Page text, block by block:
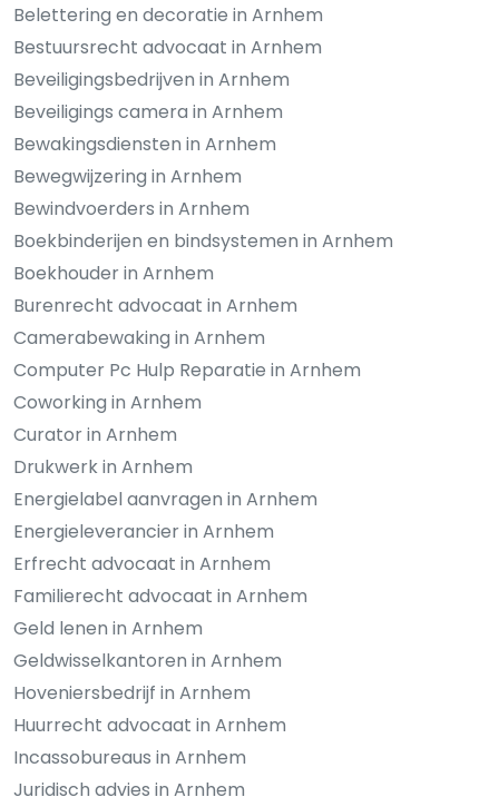
Belettering en decoratie in Arnhem
Bestuursrecht advocaat in Arnhem
Beveiligingsbedrijven in Arnhem
Beveiligings camera in Arnhem
Bewakingsdiensten in Arnhem
Bewegwijzering in Arnhem
Bewindvoerders in Arnhem
Boekbinderijen en bindsystemen in Arnhem
Boekhouder in Arnhem
Burenrecht advocaat in Arnhem
Camerabewaking in Arnhem
Computer Pc Hulp Reparatie in Arnhem
Coworking in Arnhem
Curator in Arnhem
Drukwerk in Arnhem
Energielabel aanvragen in Arnhem
Energieleverancier in Arnhem
Erfrecht advocaat in Arnhem
Familierecht advocaat in Arnhem
Geld lenen in Arnhem
Geldwisselkantoren in Arnhem
Hoveniersbedrijf in Arnhem
Huurrecht advocaat in Arnhem
Incassobureaus in Arnhem
Juridisch advies in Arnhem